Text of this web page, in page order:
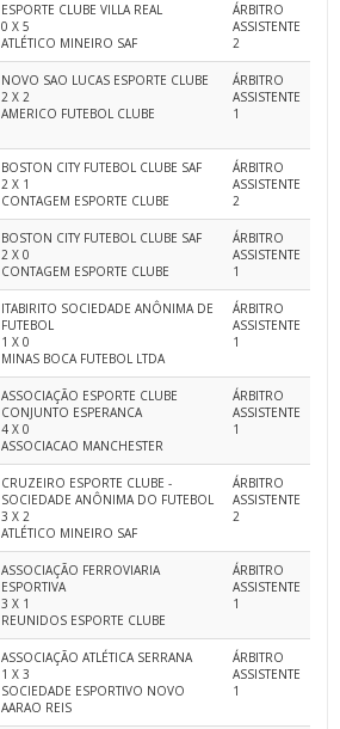
ESPORTE CLUBE VILLA REAL
0 X 5
ATLÉTICO MINEIRO SAF
ÁRBITRO
ASSISTENTE
2
NOVO SAO LUCAS ESPORTE CLUBE
2 X 2
AMERICO FUTEBOL CLUBE
ÁRBITRO
ASSISTENTE
1
BOSTON CITY FUTEBOL CLUBE SAF
2 X 1
CONTAGEM ESPORTE CLUBE
ÁRBITRO
ASSISTENTE
2
BOSTON CITY FUTEBOL CLUBE SAF
2 X 0
CONTAGEM ESPORTE CLUBE
ÁRBITRO
ASSISTENTE
1
ITABIRITO SOCIEDADE ANÔNIMA DE
FUTEBOL
1 X 0
MINAS BOCA FUTEBOL LTDA
ÁRBITRO
ASSISTENTE
1
ASSOCIAÇÃO ESPORTE CLUBE
CONJUNTO ESPERANCA
4 X 0
ASSOCIACAO MANCHESTER
ÁRBITRO
ASSISTENTE
1
CRUZEIRO ESPORTE CLUBE -
SOCIEDADE ANÔNIMA DO FUTEBOL
3 X 2
ATLÉTICO MINEIRO SAF
ÁRBITRO
ASSISTENTE
2
ASSOCIAÇÃO FERROVIARIA
ESPORTIVA
3 X 1
REUNIDOS ESPORTE CLUBE
ÁRBITRO
ASSISTENTE
1
ASSOCIAÇÃO ATLÉTICA SERRANA
1 X 3
SOCIEDADE ESPORTIVO NOVO
AARAO REIS
ÁRBITRO
ASSISTENTE
1